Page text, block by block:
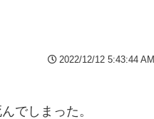
2022/12/12 5:43:44 AM
でしまった。